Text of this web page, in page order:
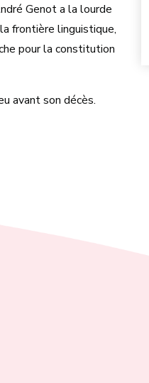
Genot a la lourde
frontière linguistique,
pour la constitution
avant son décès.